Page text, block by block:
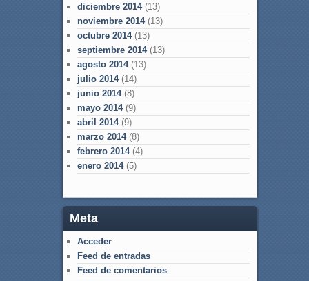
diciembre 2014(13)
noviembre 2014(13)
octubre 2014(13)
septiembre 2014(13)
agosto 2014(13)
julio 2014(14)
junio 2014(8)
mayo 2014(9)
abril 2014(9)
marzo 2014(8)
febrero 2014(4)
enero 2014(5)
Meta
Acceder
Feed de entradas
Feed de comentarios